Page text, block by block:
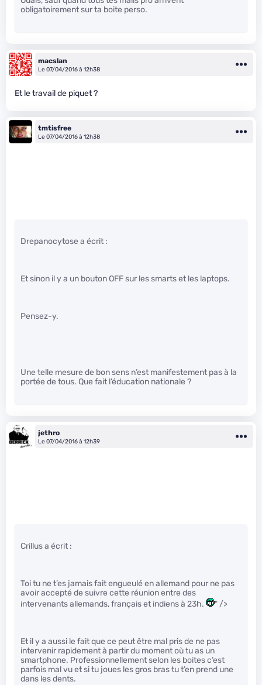
obligatoirement sur ta boite perso.
macslan
Le 07/04/2016 à 12h38
Et le travail de piquet ?
tmtisfree
Le 07/04/2016 à 12h38
Drepanocytose a écrit :
Et sinon il y a un bouton OFF sur les smarts et les laptops.
Pensez-y.
Une telle mesure de bon sens n’est manifestement pas à la
portée de tous. Que fait l’éducation nationale ?
jethro
Le 07/04/2016 à 12h39
Crillus a écrit :
Toi tu ne t’es jamais fait engueulé en allemand pour ne pas
avoir accepté de suivre cette réunion entre des
intervenants allemands, français et indiens à 23h.
" />
Et il y a aussi le fait que ce peut être mal pris de ne pas
intervenir rapidement à partir du moment où tu as un
smartphone. Professionnellement selon les boites c’est
parfois mal vu et si tu joues les gros bras tu t’en prend une
dans les dents.